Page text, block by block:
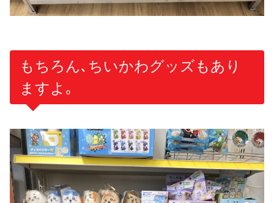
もちろん､ちいかわグッズもあり
ますよ｡